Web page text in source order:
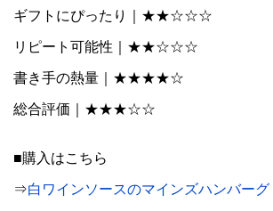
ギフトにぴったり｜★★☆☆☆
リピート可能性｜★★☆☆☆
書き手の熱量｜★★★★☆
総合評価｜★★★☆☆
■購入はこちら
⇒白ワインソースのマインズハンバーグ